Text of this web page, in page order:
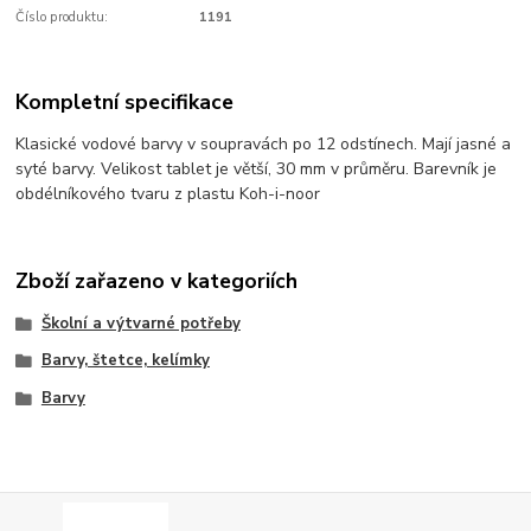
Číslo produktu: 1191
Kompletní specifikace
Klasické vodové barvy v soupravách po 12 odstínech. Mají jasné a
syté barvy. Velikost tablet je větší, 30 mm v průměru. Barevník je
obdélníkového tvaru z plastu Koh-i-noor
Zboží zařazeno v kategoriích
Školní a výtvarné potřeby
Barvy, štetce, kelímky
Barvy